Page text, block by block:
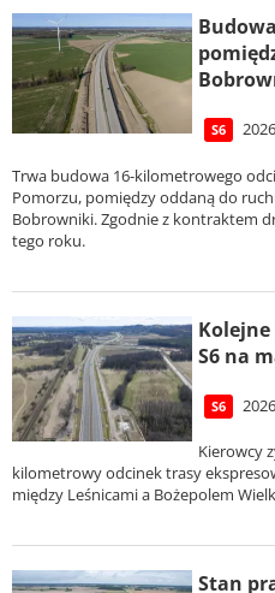
S6
Trwa budowa 16-kilometrowego
Pomorzu, pomiędzy oddaną do
Bobrowniki. Zgodnie z kontraktem
tego roku.
S6 na
S6
Kierowcy
kilometrowy odcinek trasy
między Leśnicami a Bożepolem
Stan